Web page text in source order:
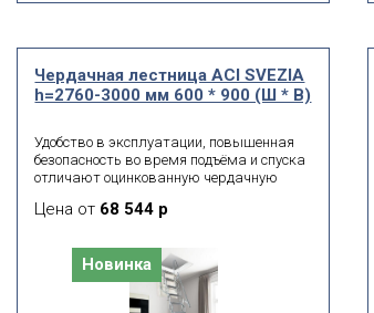
Чердачная лестница ACI SVEZIA
h=2760-3000 мм 600 * 900 (Ш * В)
Удобство в эксплуатации, повышенная
безопасность во время подъёма и спуска
отличают оцинкованную чердачную
устанавливается в домах с высотой
ножничному механизму свободно
раскладывается даже в условиях
дефицита свободного пространства.
Цена от 68 544 р
Новинка